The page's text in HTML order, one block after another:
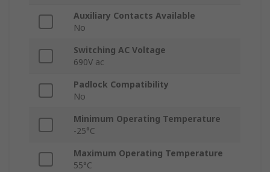
Auxiliary Contacts Available
No
Switching AC Voltage
690V ac
Padlock Compatibility
No
Minimum Operating Temperature
-25°C
Maximum Operating Temperature
55°C